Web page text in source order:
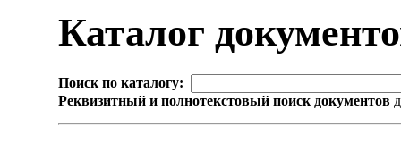
Каталог
Поиск по каталогу:
Реквизитный и полнотекстовый поиск документов